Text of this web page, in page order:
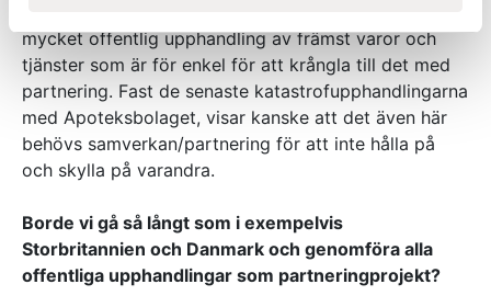
mycket offentlig upphandling av främst varor och
tjänster som är för enkel för att krångla till det med
partnering. Fast de senaste katastrofupphandlingarna
med Apoteksbolaget, visar kanske att det även här
behövs samverkan/partnering för att inte hålla på
och skylla på varandra.
Borde vi gå så långt som i exempelvis
Storbritannien och Danmark och genomföra alla
offentliga upphandlingar som partneringprojekt?